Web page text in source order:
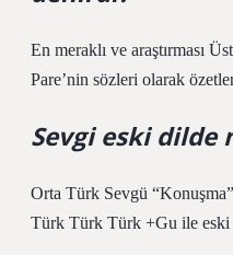
En meraklı ve araştırması
Pare’nin sözleri olarak
Sevgi eski dilde
Orta Türk Sevgü
Türk Türk Türk +Gu ile eski